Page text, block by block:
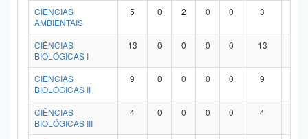
CIÊNCIAS
AMBIENTAIS
5 0 2 0 0 3
CIÊNCIAS
BIOLÓGICAS I
13 0 0 0 0 13
CIÊNCIAS
BIOLÓGICAS II
9 0 0 0 0 9
CIÊNCIAS
BIOLÓGICAS III
4 0 0 0 0 4